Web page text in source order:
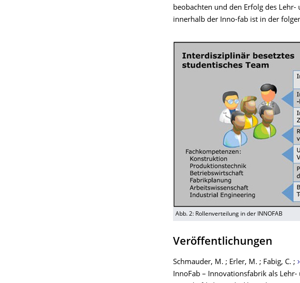
beobachten und den Erfolg des
innerhalb der Inno-fab ist in der
Abb. 2: Rollenverteilung in der INNOFAB
Veröffentlichungen
Schmauder, M. ; Erler, M. ; Fabig, C. ;
InnoFab – Innovationsfabrik als